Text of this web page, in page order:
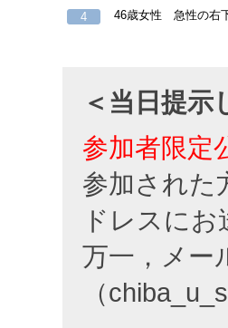
4 46歳女性 急性の右
＜当日提
参加者限定
参加された
ドレスに
万一，メー
（